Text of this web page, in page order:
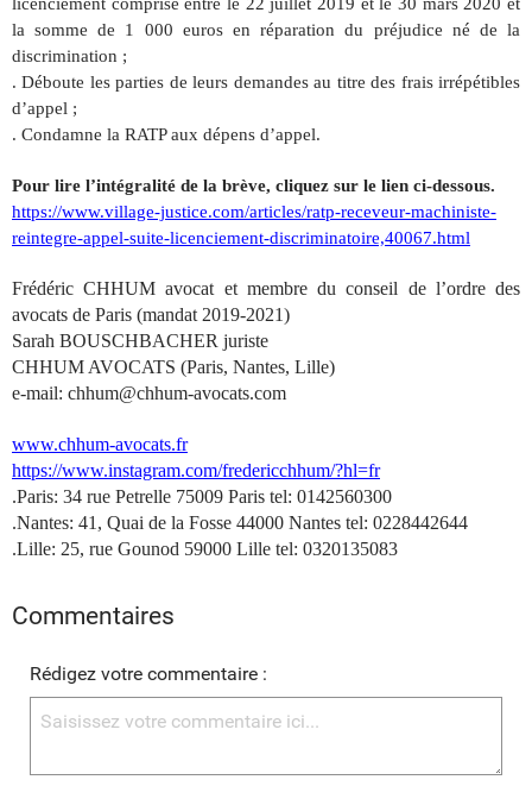
la somme de 1 000 euros en réparation du préjudice né de la
discrimination ;
. Déboute les parties de leurs demandes au titre des frais irrépétibles
d’appel ;
. Condamne la RATP aux dépens d’appel.
Pour lire l’intégralité de la brève, cliquez sur le lien ci-dessous.
https://www.village-justice.com/articles/ratp-receveur-machiniste-
reintegre-appel-suite-licenciement-discriminatoire,40067.html
Frédéric CHHUM avocat et membre du conseil de l’ordre des
avocats de Paris (mandat 2019-2021)
Sarah BOUSCHBACHER juriste
CHHUM AVOCATS (Paris, Nantes, Lille)
e-mail: chhum@chhum-avocats.com
www.chhum-avocats.fr
https://www.instagram.com/fredericchhum/?hl=fr
.Paris: 34 rue Petrelle 75009 Paris tel: 0142560300
.Nantes: 41, Quai de la Fosse 44000 Nantes tel: 0228442644
.Lille: 25, rue Gounod 59000 Lille tel: 0320135083
Commentaires
Rédigez votre commentaire :